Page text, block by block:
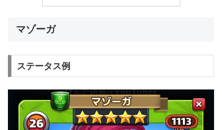
マゾーガ
ステータス例